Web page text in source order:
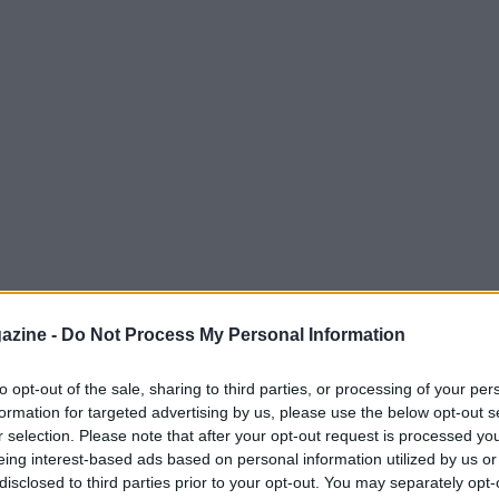
- Do Not Process My Personal Information
opt-out of the sale, sharing to third parties, or processing of your
for targeted advertising by us, please use the below opt-out
selection. Please note that after your opt-out request is processed
interest-based ads based on personal information utilized by us
to third parties prior to your opt-out. You may separately
Dopo aver superato la
hanno battuto laFinlandiacon un